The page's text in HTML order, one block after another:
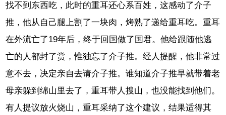
找不到东西吃，此时的重耳还心系百姓，这感动了介子
推，他从自己腿上割了一块肉，烤熟了递给重耳吃。重耳
在外流亡了19年后，终于回国做了国君。他给跟随他逃
亡的人都封了赏，惟独忘了介子推。经人提醒，他非常过
意不去，决定亲自去请介子推。谁知道介子推早就带着老
母亲躲到绵山里去了，重耳带人搜山，也没能找到他们。
有人提议放火烧山，重耳采纳了这个建议，结果适得其